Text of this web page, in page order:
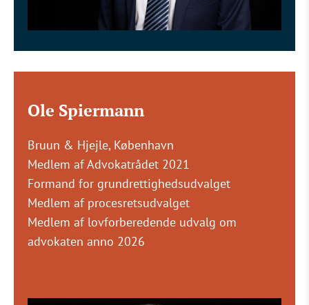
Ole Spiermann
Bruun & Hjejle, København
Medlem af Advokatrådet 2021
Formand for grundrettighedsudvalget
Medlem af procesretsudvalget
Medlem af lovforberedende udvalg om
advokaten anno 2026